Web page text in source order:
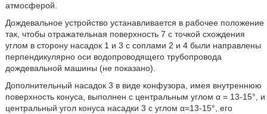
атмосферой.
Дождевальное устройство устанавливается в рабочее положение
так, чтобы отражательная поверхность 7 с точкой схождения
углом в сторону насадок 1 и 3 с соплами 2 и 4 были направлены
перпендикулярно оси водопроводящего трубопровода
дождевальной машины (не показано).
Дополнительный насадок 3 в виде конфузора, имея внутреннюю
поверхность конуса, выполнен с центральным углом α = 13-15°, и
центральный угол конуса насадки 3 с углом α=13-15°, его